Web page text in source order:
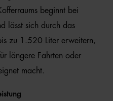
beginnt bei
lässt sich durch das
zu 1.520 Liter erweitern,
längere Fahrten oder
macht.